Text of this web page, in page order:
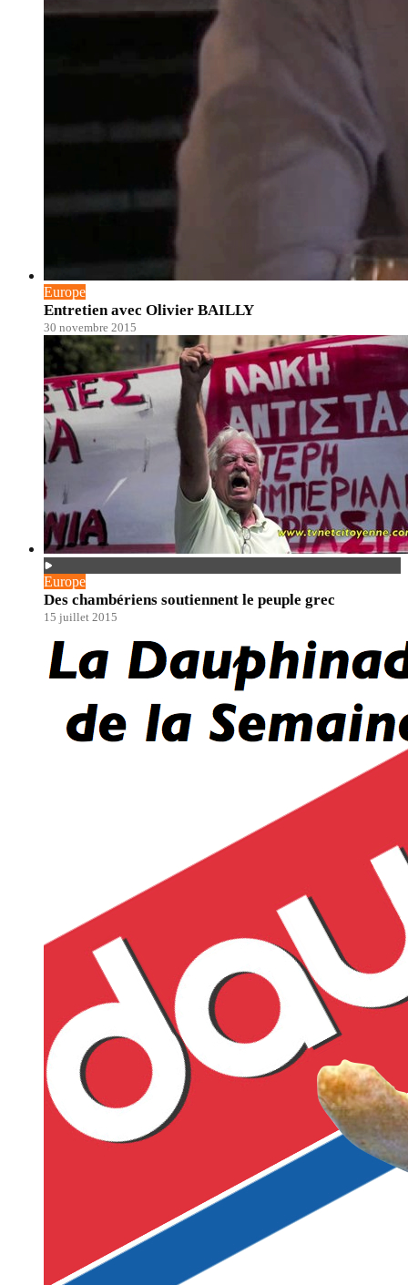
Europe
Entretien avec Olivier BAILLY
30 novembre 2015
Europe
Des chambériens soutiennent le peuple grec
15 juillet 2015